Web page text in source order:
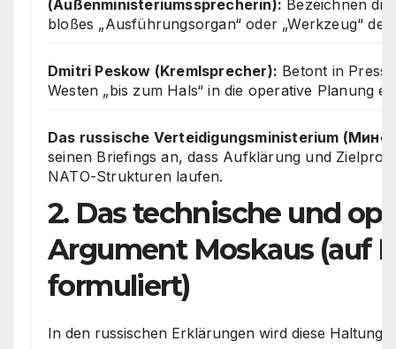
(Außenministeriumssprecherin): Bezeichnen
bloßes „Ausführungsorgan“ oder „Werkzeug“ des
Dmitri Peskow (Kremlsprecher): Betont in
Westen „bis zum Hals“ in die operative Planung
Das russische Verteidigungsministerium
seinen Briefings an, dass Aufklärung und
NATO-Strukturen laufen.
2. Das technische und
Argument Moskaus (auf
formuliert)
In den russischen Erklärungen wird diese Haltung